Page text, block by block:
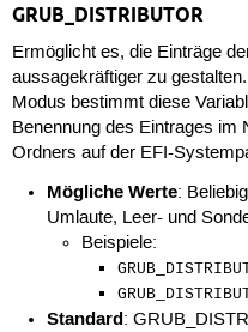
GRUB_DISTRIBUTOR
Ermöglicht es, die Einträge
aussagekräftiger zu
Modus bestimmt diese
Benennung des Eintrages im
Ordners auf der EFI-
Mögliche Werte:
Umlaute, Leer- und
Beispiele:
Standard: